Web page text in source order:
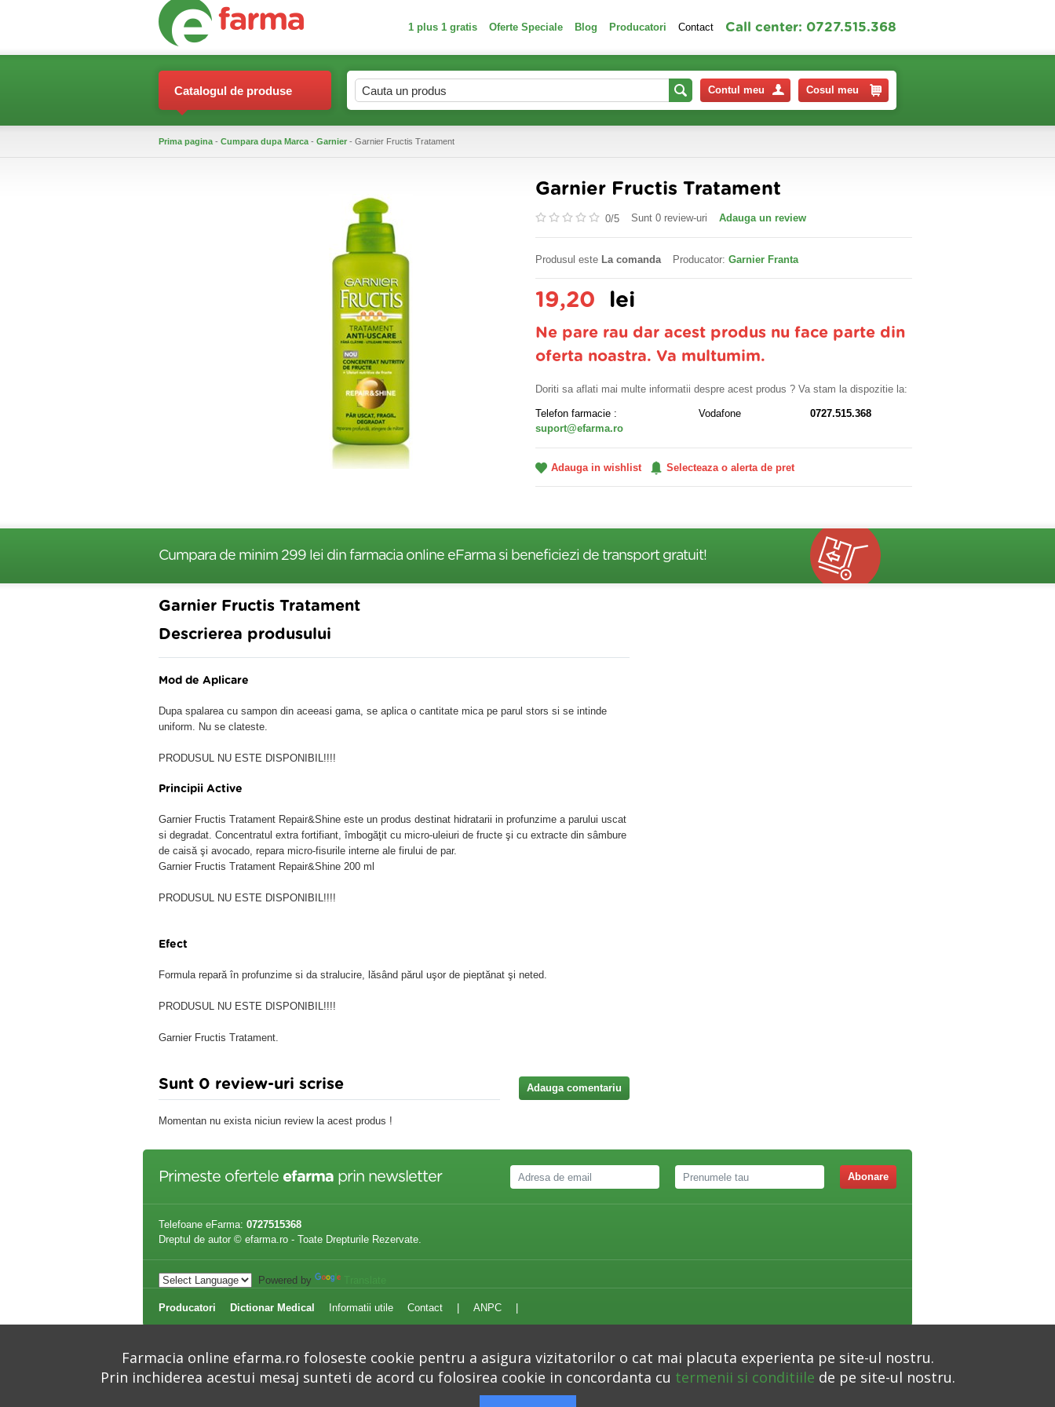
1 plus 1 gratis Oferte Speciale Blog Producatori Contact Call center: 0727.515.368
Catalogul de produse Contul meu Cosul meu
Prima pagina - Cumpara dupa Marca - Garnier - Garnier Fructis Tratament
Garnier Fructis Tratament
0/5 Sunt 0 review-uri Adauga un review
Produsul este La comanda Producator: Garnier Franta
19,20 lei
Ne pare rau dar acest produs nu face parte din
oferta noastra. Va multumim.
Doriti sa aflati mai multe informatii despre acest produs ? Va stam la dispozitie la:
Telefon farmacie : Vodafone
0727.515.368
suport@efarma.ro
Adauga in wishlist Selecteaza o alerta de pret
Cumpara de minim 299 lei din farmacia online eFarma si beneficiezi de transport gratuit!
Garnier Fructis Tratament
Descrierea produsului
Mod de Aplicare
Dupa spalarea cu sampon din aceeasi gama, se aplica o cantitate mica pe parul stors si se intinde
uniform. Nu se clateste.
PRODUSUL NU ESTE DISPONIBIL!!!!
Principii Active
Garnier Fructis Tratament Repair&Shine este un produs destinat hidratarii in profunzime a parului uscat
si degradat. Concentratul extra fortifiant, îmbogăţit cu micro-uleiuri de fructe şi cu extracte din sâmbure
de caisă şi avocado, repara micro-fisurile interne ale firului de par.
Garnier Fructis Tratament Repair&Shine 200 ml
PRODUSUL NU ESTE DISPONIBIL!!!!
Efect
Formula repară în profunzime si da stralucire, lăsând părul uşor de pieptănat şi neted.
PRODUSUL NU ESTE DISPONIBIL!!!!
Garnier Fructis Tratament.
Sunt 0 review-uri scrise Adauga comentariu
Momentan nu exista niciun review la acest produs !
Primeste ofertele efarma prin newsletter Abonare
Telefoane eFarma: 0727515368
Dreptul de autor © efarma.ro - Toate Drepturile Rezervate.
Powered by
Producatori Dictionar Medical Informatii utile Contact ANPC
Autoritatea Nationala pentru Protectia Consumatorilor –
Farmacia online efarma.ro foloseste cookie pentru a asigura vizitatorilor o cat mai placuta experienta pe site-ul nostru.
Prin inchiderea acestui mesaj sunteti de acord cu folosirea cookie in concordanta cu termenii si conditiile de pe site-ul nostru.